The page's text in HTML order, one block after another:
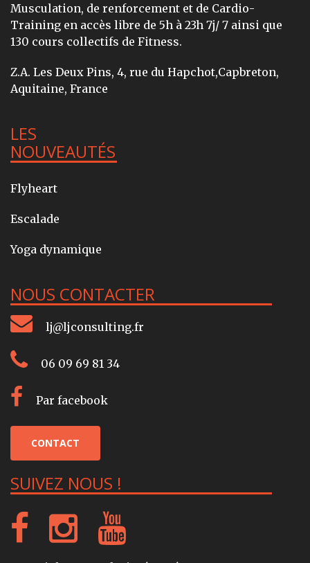
Musculation, de renforcement et de Cardio-
Training en accès libre de 5h à 23h 7j/ 7 ainsi que
130 cours collectifs de Fitness.
Z.A. Les Deux Pins, 4, rue du Hapchot,Capbreton,
Aquitaine, France
LES
NOUVEAUTÉS
Flyheart
Escalade
Yoga dynamique
NOUS CONTACTER
lj@ljconsulting.fr
06 09 69 81 34
Par facebook
CONTACT
SUIVEZ NOUS !